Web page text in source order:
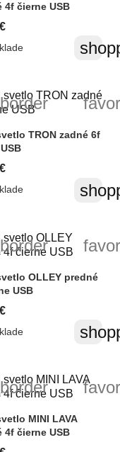
4f čierne USB
TRON zadné 6f
OLLEY predné
USB
MINI LAVA
4f čierne USB